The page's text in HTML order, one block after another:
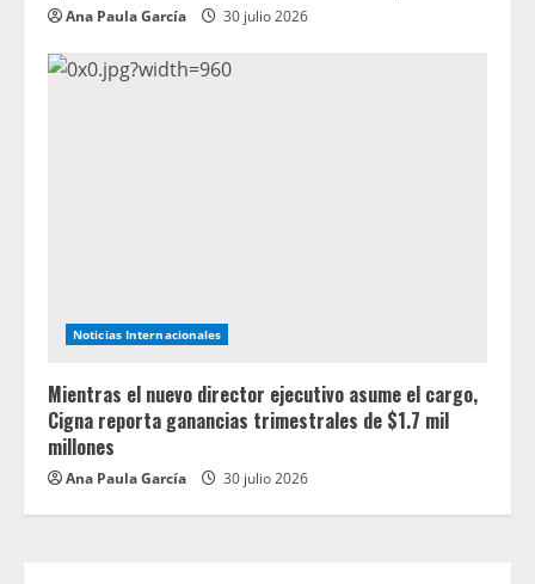
Ana Paula García 30 julio 2026
Noticias Internacionales
Mientras el nuevo director ejecutivo asume el cargo,
Cigna reporta ganancias trimestrales de $1.7 mil
millones
Ana Paula García 30 julio 2026